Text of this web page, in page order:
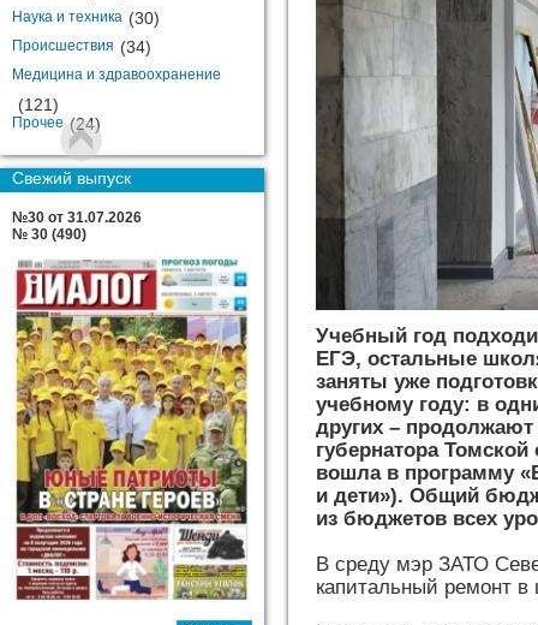
Наука и техника (30)
Происшествия (34)
Медицина и здравоохранение
(121)
Прочее (24)
Свежий выпуск
№30 от 31.07.2026
№ 30 (490)
Учебный год
ЕГЭ, остальные
заняты уже
учебному году: в
других –
губернатора
вошла в программу
и дети»). Общий
из бюджетов всех
В среду мэр ЗАТО
капитальный ремонт